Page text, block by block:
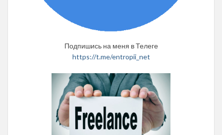
Подпишись на меня в Телеге
https://t.me/entropii_net